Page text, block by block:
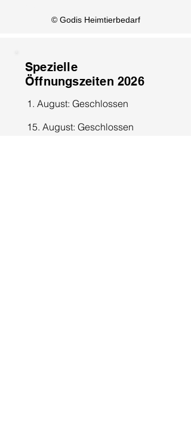
© Godis Heimtierbedarf
Spezielle
Öffnungszeiten 2026
1. August: Geschlossen
15. August: Geschlossen